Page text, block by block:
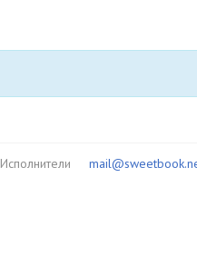
Исполнители